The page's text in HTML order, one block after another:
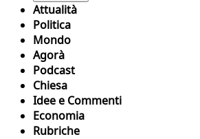
Attualità
Politica
Mondo
Agorà
Podcast
Chiesa
Idee e Commenti
Economia
Rubriche